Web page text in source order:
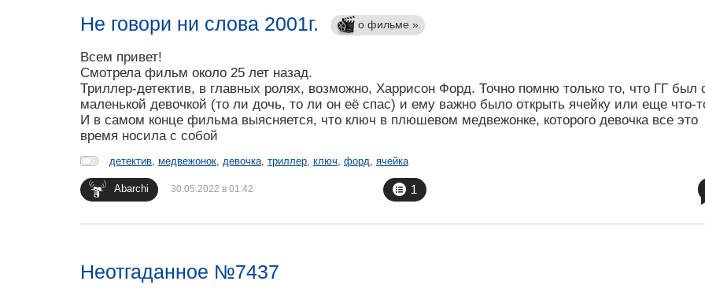
Не говори ни слова 2001г. о фильме »
Всем привет!
Смотрела фильм около 25 лет назад.
Триллер-детектив, в главных ролях, возможно, Харрисон Форд. Точно помню только то, что ГГ был
маленькой девочкой (то ли дочь, то ли он её спас) и ему важно было открыть ячейку или еще что-
И в самом конце фильма выясняется, что ключ в плюшевом медвежонке, которого девочка все это
время носила с собой
детектив медвежонок девочка триллер ключ форд ячейка
Abarchi 30.05.2022 в 01:42 1
Неотгаданное №7437